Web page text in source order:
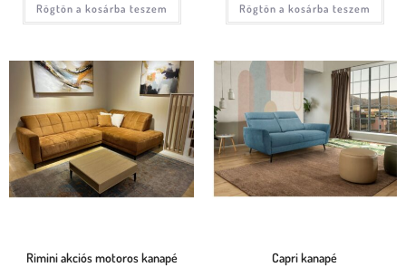
Rögtön a kosárba teszem Rögtön a kosárba teszem
Rimini akciós motoros kanapé Capri kanapé